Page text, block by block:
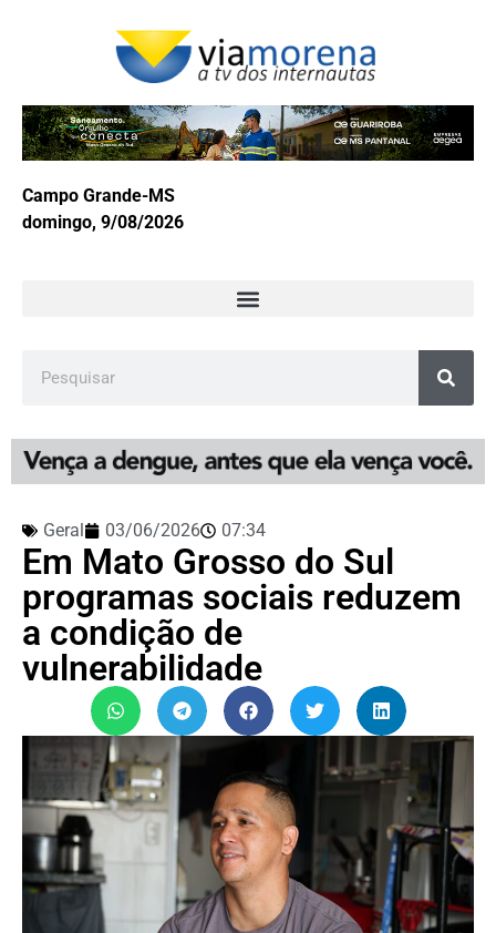
Campo Grande-MS
domingo, 9/08/2026
Geral 03/06/2026 07:34
Em Mato Grosso do Sul
programas sociais reduzem
a condição de
vulnerabilidade